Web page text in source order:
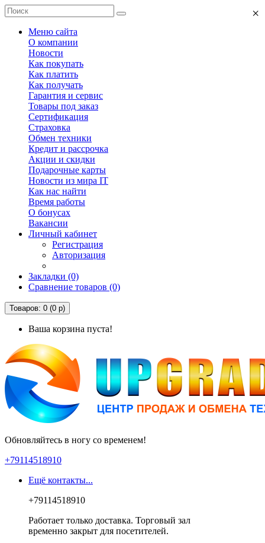
Меню сайта
О компании
Новости
Как покупать
Как платить
Как получать
Гарантия и сервис
Товары под заказ
Сертификация
Страховка
Обмен техники
Кредит и рассрочка
Акции и скидки
Подарочные карты
Новости из мира IT
Как нас найти
Время работы
О бонусах
Вакансии
Личный кабинет
Регистрация
Авторизация
Закладки (0)
Сравнение товаров (0)
Товаров: 0 (0 р)
Ваша корзина пуста!
Обновляйтесь в ногу со временем!
+79114518910
Ещё контакты...
×
+79114518910
Работает только доставка. Торговый зал
временно закрыт для посетителей.